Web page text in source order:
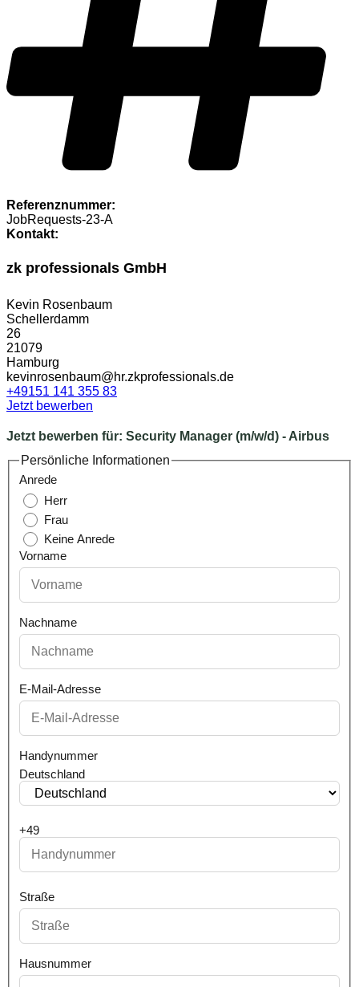
Referenznummer:
JobRequests-23-A
Kontakt:
zk professionals GmbH
Kevin Rosenbaum
Schellerdamm
26
21079
Hamburg
kevinrosenbaum@hr.zkprofessionals.de
+49151 141 355 83
Jetzt bewerben
Jetzt bewerben für: Security Manager (m/w/d) - Airbus
Persönliche Informationen
Anrede
Herr
Frau
Keine Anrede
Vorname
Nachname
E-Mail-Adresse
Handynummer
Deutschland
+49
Straße
Hausnummer